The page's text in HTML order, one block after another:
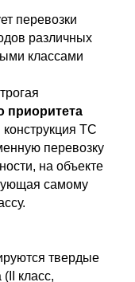
перевозки
различных
классами
приоритета
конструкция ТС
перевозку
на объекте
самому
твердые
класс,